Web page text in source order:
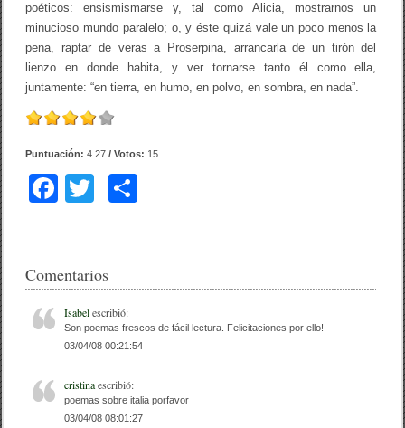
poéticos: ensismismarse y, tal como Alicia, mostrarnos un
minucioso mundo paralelo; o, y éste quizá vale un poco menos la
pena, raptar de veras a Proserpina, arrancarla de un tirón del
lienzo en donde habita, y ver tornarse tanto él como ella,
juntamente: “en tierra, en humo, en polvo, en sombra, en nada”.
Puntuación:4.27 / Votos: 15
F
e
b
o
k
er
tir
Comentarios
Isabelescribió:
Son poemas frescos de fácil lectura. Felicitaciones por ello!
03/04/08 00:21:54
cristinaescribió:
poemas sobre italia porfavor
03/04/08 08:01:27